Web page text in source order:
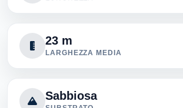
23 m
LARGHEZZA MEDIA
Sabbiosa